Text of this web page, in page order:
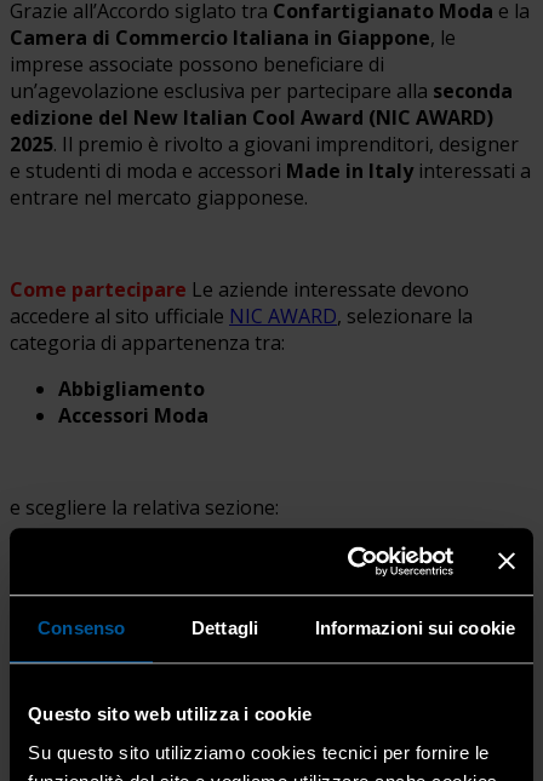
Consenso Dettagli Informazioni sui cookie
Questo sito web utilizza i cookie
Su questo sito utilizziamo cookies tecnici per fornire le
Grazie all’Accordo siglato tra Confartigianato Moda e la
Camera di Commercio Italiana in Giappone, le
imprese associate possono beneficiare di
un’agevolazione esclusiva per partecipare alla seconda
edizione del New Italian Cool Award (NIC AWARD)
2025. Il premio è rivolto a giovani imprenditori, designer
e studenti di moda e accessori Made in Italyinteressati a
entrare nel mercato giapponese.
Come partecipare Le aziende interessate devono
accedere al sito ufficiale NIC AWARD, selezionare la
categoria di appartenenza tra:
Abbigliamento
Accessori Moda
e scegliere la relativa sezione:
: per brand fondati da almeno 2 anni
: per studenti e neolaureati in moda e
usufruire di una quota di partecipazione agevolata di
200,00per concorrere nella categoriaUpcoming.